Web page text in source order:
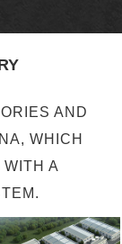
AND
WHICH
A